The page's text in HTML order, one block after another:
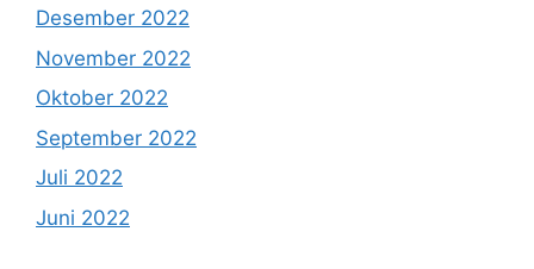
Desember 2022
November 2022
Oktober 2022
September 2022
Juli 2022
Juni 2022